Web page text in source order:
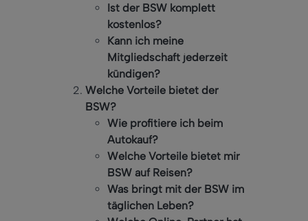
Ist der BSW komplett
kostenlos?
Kann ich meine
Mitgliedschaft jederzeit
kündigen?
Welche Vorteile bietet der
BSW?
Wie profitiere ich beim
Autokauf?
Welche Vorteile bietet mir
BSW auf Reisen?
Was bringt mit der BSW im
täglichen Leben?